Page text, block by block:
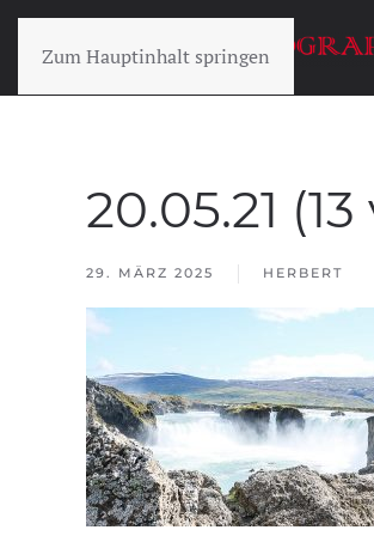
Zum Hauptinhalt springen
20.05.21
29. MÄRZ 2025 HERBERT